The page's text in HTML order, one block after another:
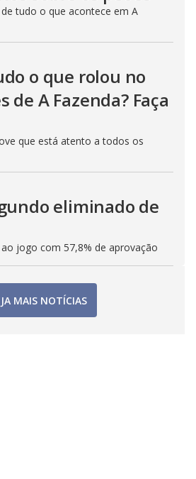
tudo o que acontece em A
o que rolou no
de A Fazenda? Faça
que está atento a todos os
eliminado de
jogo com 57,8% de aprovação
MAIS NOTÍCIAS